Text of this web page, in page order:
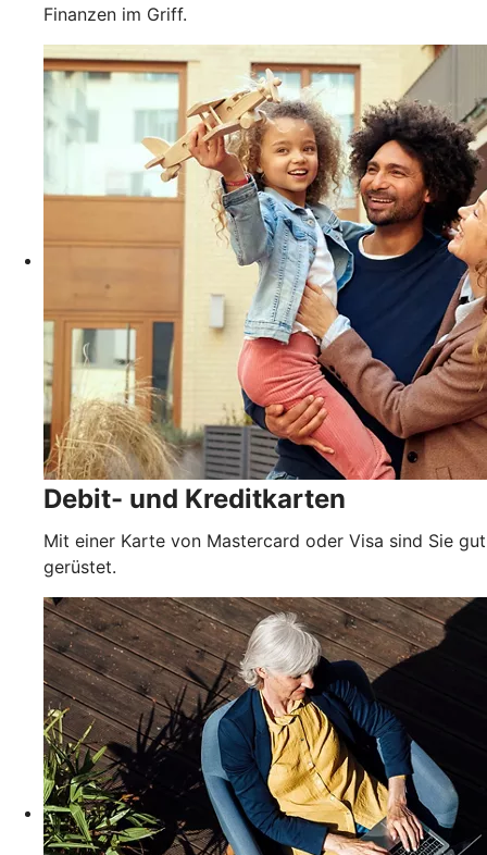
Finanzen im Griff.
Debit- und Kreditkarten
Mit einer Karte von Mastercard oder Visa sind Sie gut
gerüstet.